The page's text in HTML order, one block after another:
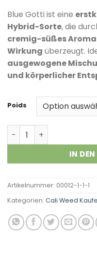
Kundenbewertungen
Blue Gotti ist eine
Hybrid-Sorte, die
cremig-süßes
Wirkung überzeugt.
ausgewogene
und körperlicher
Poids
Blue Gotti Menge
IN
Artikelnummer: 00012-1-1-1
Kategorien: Cali Weed